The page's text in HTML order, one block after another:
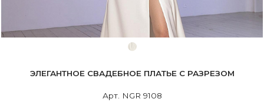
ЭЛЕГАНТНОЕ СВАДЕБНОЕ ПЛАТЬЕ С РАЗРЕЗОМ
Арт. NGR 9108